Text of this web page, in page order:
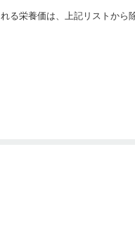
栄養価は、上記リストから